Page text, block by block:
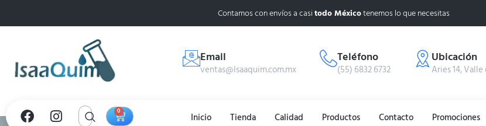
Contamos con envíos a casitodo Méxicotenemos lo que necesitas
Email
ventas@Isaaquim.com.mx
Teléfono
(55) 6832 6732
Ubicación
Aries 14,
0 Inicio Tienda Calidad Productos Contacto Promociones